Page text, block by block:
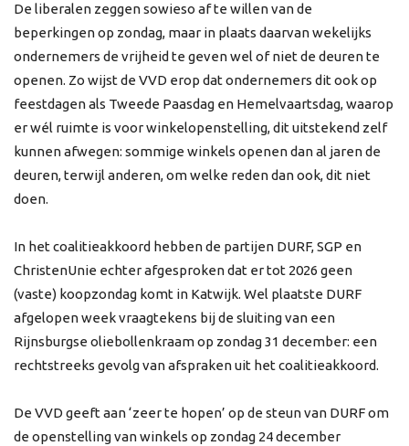
De liberalen zeggen sowieso af te willen van de
beperkingen op zondag, maar in plaats daarvan wekelijks
ondernemers de vrijheid te geven wel of niet de deuren te
openen. Zo wijst de VVD erop dat ondernemers dit ook op
feestdagen als Tweede Paasdag en Hemelvaartsdag, waarop
er wél ruimte is voor winkelopenstelling, dit uitstekend zelf
kunnen afwegen: sommige winkels openen dan al jaren de
deuren, terwijl anderen, om welke reden dan ook, dit niet
doen.
In het coalitieakkoord hebben de partijen DURF, SGP en
ChristenUnie echter afgesproken dat er tot 2026 geen
(vaste) koopzondag komt in Katwijk. Wel plaatste DURF
afgelopen week vraagtekens bij de sluiting van een
Rijnsburgse oliebollenkraam op zondag 31 december: een
rechtstreeks gevolg van afspraken uit het coalitieakkoord.
De VVD geeft aan ‘zeer te hopen’ op de steun van DURF om
de openstelling van winkels op zondag 24 december